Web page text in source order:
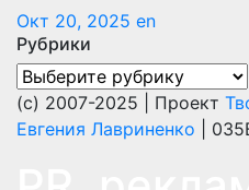
Окт 20, 2025 en
Рубрики
Рубрики
(с) 2007-2025 | Проект
Евгения Лавриненко |